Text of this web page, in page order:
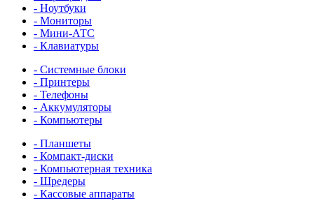
- Ноутбуки
- Мониторы
- Мини-АТС
- Клавиатуры
- Системные блоки
- Принтеры
- Телефоны
- Аккумуляторы
- Компьютеры
- Планшеты
- Компакт-диски
- Компьютерная техника
- Шредеры
- Кассовые аппараты